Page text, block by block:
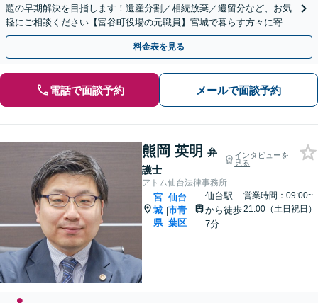
題の早期解決を目指します！遺産分割／相続放棄／遺留分など、お気
軽にご相談ください【富谷町役場の元職員】宮城で暮らす方々に寄り
添う、敷居の低い事務所です【無料駐車場あり】
料金表を見る
電話で面談予約 メールで面談予約
熊岡 英明 弁
護士
インタビューを
見る
アトム仙台法律事務所
宮
城
県
|
仙台
市青
葉区
仙台駅
から徒歩
7分
営業時間：09:00~
21:00（土日祝日）